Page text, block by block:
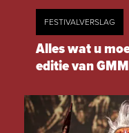
FESTIVALVERSLAG
Alles wat u
editie van GMM